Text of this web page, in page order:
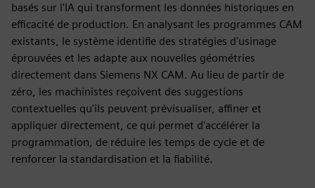
basés sur l'IA qui transforment les données historiques en
efficacité de production. En analysant les programmes CAM
existants, le système identifie des stratégies d'usinage
éprouvées et les adapte aux nouvelles géométries
directement dans Siemens NX CAM. Au lieu de partir de
zéro, les machinistes reçoivent des suggestions
contextuelles qu'ils peuvent prévisualiser, affiner et
appliquer directement, ce qui permet d'accélérer la
programmation, de réduire les temps de cycle et de
renforcer la standardisation et la fiabilité.